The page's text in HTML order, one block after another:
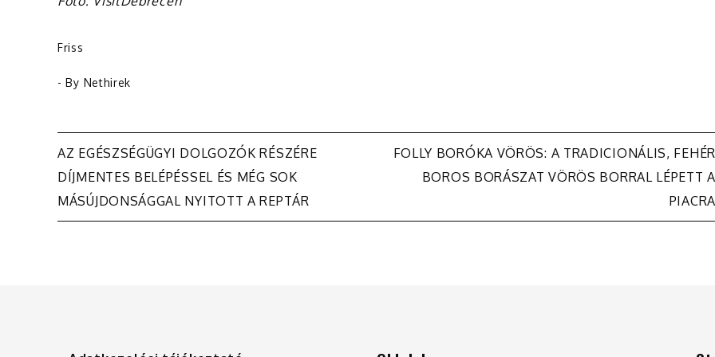
Friss
- By Nethirek
Bejegyzés
navigáció
AZ EGÉSZSÉGÜGYI DOLGOZÓK RÉSZÉRE
DÍJMENTES BELÉPÉSSEL ÉS MÉG SOK
MÁSÚJDONSÁGGAL NYITOTT A REPTÁR
FOLLY BORÓKA VÖRÖS: A TRADICIONÁLIS, FEHÉR
BOROS BORÁSZAT VÖRÖS BORRAL LÉPETT A
PIACRA